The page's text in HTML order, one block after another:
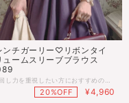
ンチガーリー♡リボンタイ
ュームスリーブブラウス
＼着回し力を重視したい方におすすめの、ガーリーブラウス／ クラシカルなリボンタイとボリュームスリーブがかわいいブラウス♡ 袖のふんわりシルエットでガーリーな印象に♪ 1枚あるとコーデの幅がぐっと広がる便利なアイテムです。 ■サイズ Ｓ：着丈60cm 胸囲90cm 肩幅37cm 袖丈60cm Ｍ：着丈61cm 胸囲96cm 肩幅38cm 袖丈60cm Ｌ：着丈61cm 胸囲106cm 肩幅39cm 袖丈61cm ※多少の差がございます。目安とお考え下さい。 ■カラー レッド、グリーン、パープル ♡おすすめテイスト♡ レトロガーリー / フレンチガーリー / ガーリーコーデ 韓国ファッション / レディースファッション 長袖ブラウス / ボウタイブラウス / ボリューム袖 パフスリーブ / レトロコーデ ◌◍.......................................................................⿻*.· ※ご注文確定(ご決済)後、到着まで【10日前後】のお時間をいただいております。 (※商品の状況によっては、最大3週間前後かかる場合もございます。) 1日でも早くお客様のもとに届くよう手配させていただきます。 ・沖縄離島は送料プラス1500円頂戴しております。 ・こちらは海外のインポート品となります。 ・海外製のため、つくりがあまい場合があります。 ・お手持ちのスマートフォンの画面により商品の色に若干の差がございます。 ・イメージ違いやサイズ交換等、お客さまご都合による交換、返品は対応出来かねる場合がございます。 ◌◍.......................................................................⿻*.·
20%OFF ¥4,960